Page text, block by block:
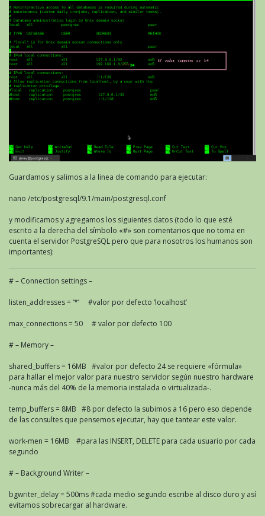
Guardamos y salimos a la linea de comando para ejecutar:
nano /etc/postgresql/9.1/main/postgresql.conf
y modificamos y agregamos los siguientes datos (todo lo que esté
escrito a la derecha del símbolo «#» son comentarios que no toma en
cuenta el servidor PostgreSQL pero que para nosotros los humanos son
importantes):
# – Connection settings –
listen_addresses = ‘*’ #valor por defecto ‘localhost’
max_connections = 50 # valor por defecto 100
# – Memory –
shared_buffers = 16MB #valor por defecto 24 se requiere «fórmula»
para hallar el mejor valor para nuestro servidor según nuestro hardware
-nunca más del 40% de la memoria instalada o virtualizada-.
temp_buffers = 8MB #8 por defecto la subimos a 16 pero eso depende
de las consultes que pensemos ejecutar, hay que tantear este valor.
work-men = 16MB #para las INSERT, DELETE para cada usuario por cada
segundo
# – Background Writer –
bgwriter_delay = 500ms #cada medio segundo escribe al disco duro y así
evitamos sobrecargar al hardware.